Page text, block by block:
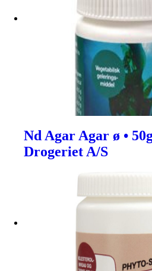
Nd Agar Agar ø •
Drogeriet A/S